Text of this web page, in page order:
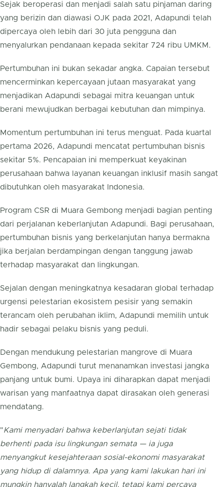
Sejak beroperasi dan menjadi salah satu pinjaman daring
yang berizin dan diawasi OJK pada 2021, Adapundi telah
dipercaya oleh lebih dari 30 juta pengguna dan
menyalurkan pendanaan kepada sekitar 724 ribu UMKM.
Pertumbuhan ini bukan sekadar angka. Capaian tersebut
mencerminkan kepercayaan jutaan masyarakat yang
menjadikan Adapundi sebagai mitra keuangan untuk
berani mewujudkan berbagai kebutuhan dan mimpinya.
Momentum pertumbuhan ini terus menguat. Pada kuartal
pertama 2026, Adapundi mencatat pertumbuhan bisnis
sekitar 5%. Pencapaian ini memperkuat keyakinan
perusahaan bahwa layanan keuangan inklusif masih sangat
dibutuhkan oleh masyarakat Indonesia.
Program CSR di Muara Gembong menjadi bagian penting
dari perjalanan keberlanjutan Adapundi. Bagi perusahaan,
pertumbuhan bisnis yang berkelanjutan hanya bermakna
jika berjalan berdampingan dengan tanggung jawab
terhadap masyarakat dan lingkungan.
Sejalan dengan meningkatnya kesadaran global terhadap
urgensi pelestarian ekosistem pesisir yang semakin
terancam oleh perubahan iklim, Adapundi memilih untuk
hadir sebagai pelaku bisnis yang peduli.
Dengan mendukung pelestarian mangrove di Muara
Gembong, Adapundi turut menanamkan investasi jangka
panjang untuk bumi. Upaya ini diharapkan dapat menjadi
warisan yang manfaatnya dapat dirasakan oleh generasi
mendatang.
"Kami menyadari bahwa keberlanjutan sejati tidak
berhenti pada isu lingkungan semata — ia juga
menyangkut kesejahteraan sosial-ekonomi masyarakat
yang hidup di dalamnya. Apa yang kami lakukan hari ini
mungkin hanyalah langkah kecil, tetapi kami percaya